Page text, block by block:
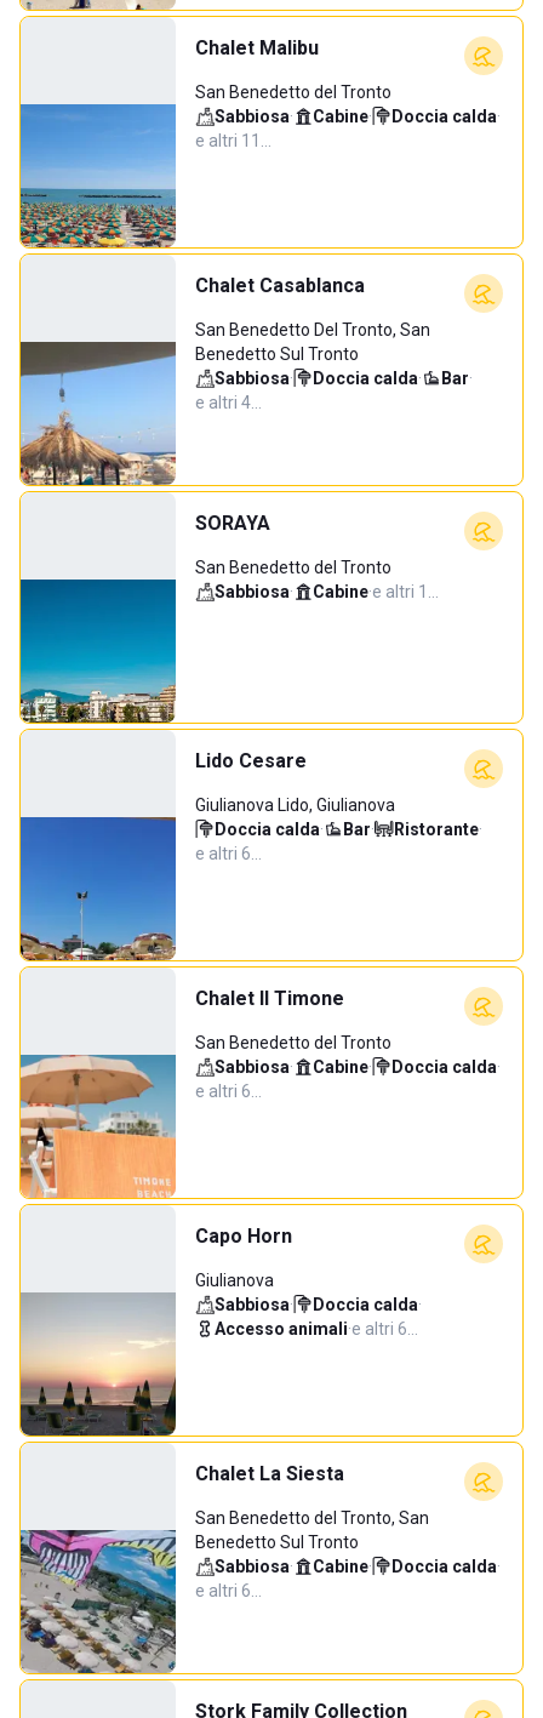
Chalet Malibu
San Benedetto del Tronto
Sabbiosa· Cabine· Doccia calda·
e altri 11…
Chalet Casablanca
San Benedetto Del Tronto, San
Benedetto Sul Tronto
Sabbiosa· Doccia calda· Bar·
e altri 4…
SORAYA
San Benedetto del Tronto
Sabbiosa· Cabine·e altri 1…
Lido Cesare
Giulianova Lido, Giulianova
Doccia calda· Bar· Ristorante·
e altri 6…
Chalet Il Timone
San Benedetto del Tronto
Sabbiosa· Cabine· Doccia calda·
e altri 6…
Capo Horn
Giulianova
Sabbiosa· Doccia calda·
Accesso animali·e altri 6…
Chalet La Siesta
San Benedetto del Tronto, San
Benedetto Sul Tronto
Sabbiosa· Cabine· Doccia calda·
e altri 6…
Stork Family Collection